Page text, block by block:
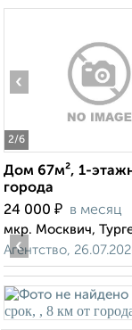
2/6
‹
Дом 67м², 1-
города
24 000 ₽ в месяц
мкр. Москвич,
Агентство,
‹